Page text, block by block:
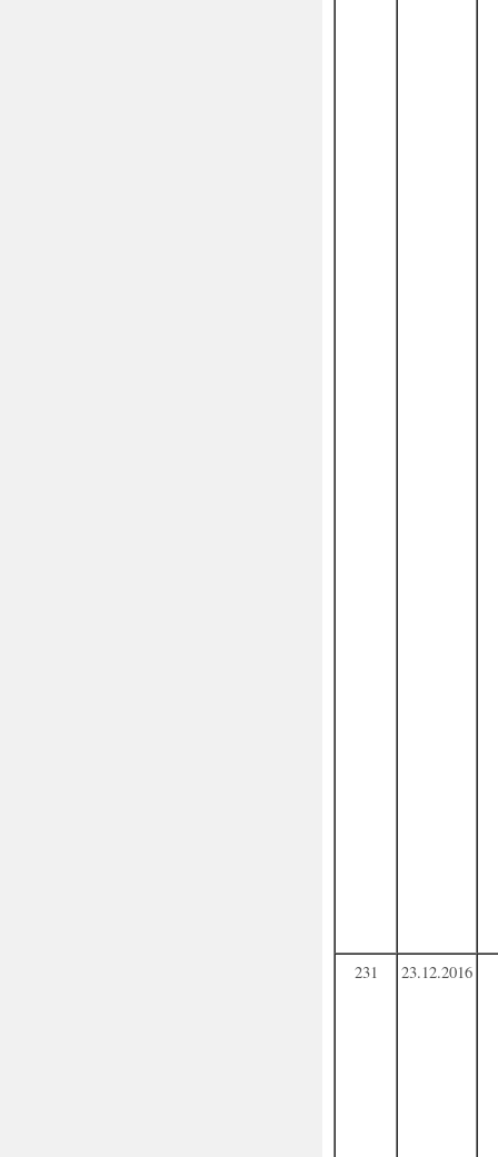
231 23.12.2016